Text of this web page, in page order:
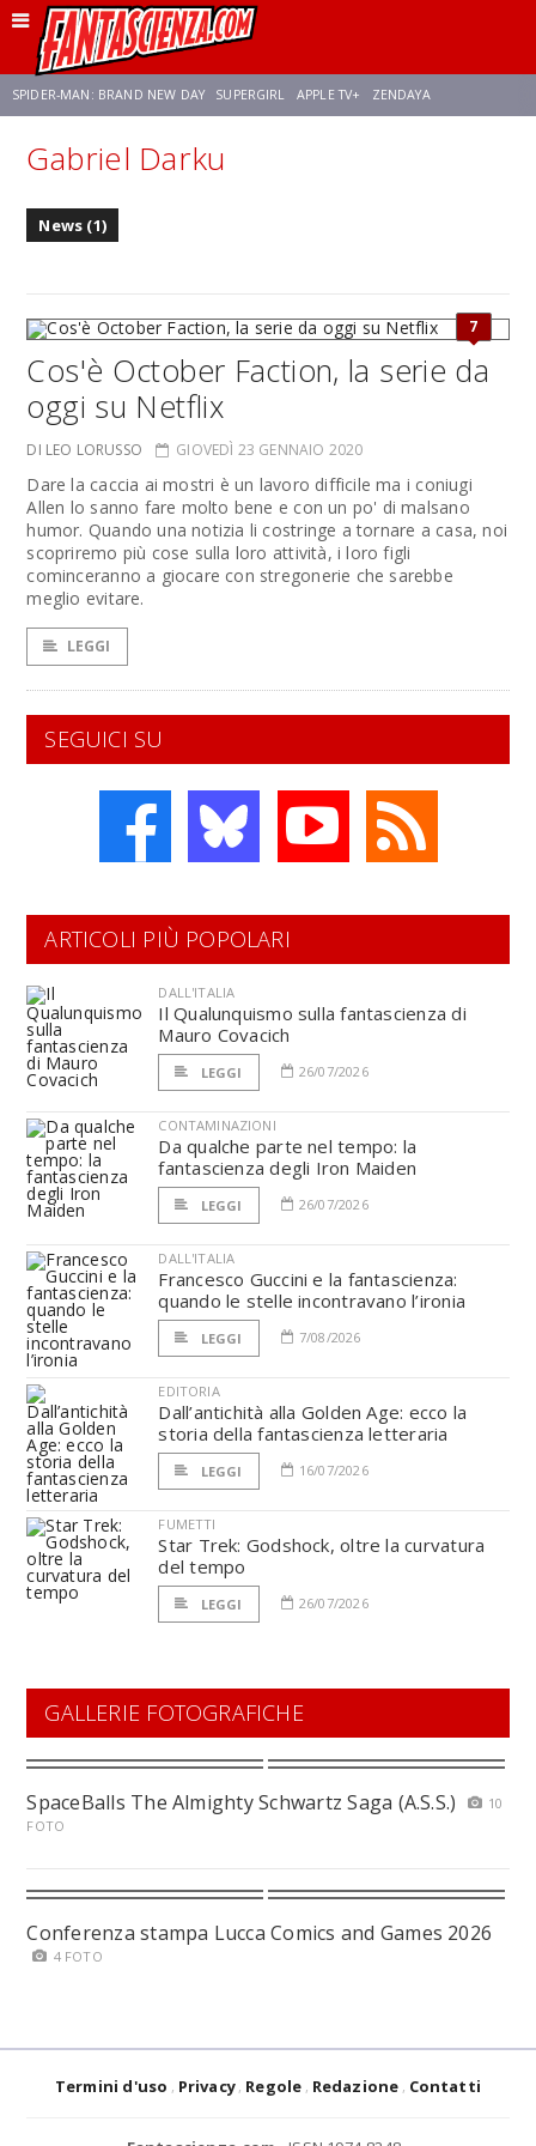
SPIDER-MAN: BRAND NEW DAY SUPERGIRL APPLE TV+ ZENDAYA
FRANCO RICCIARDIELLO AVENGERS: DOOMSDAY
Gabriel Darku
News (1)
7
Cos'è October Faction, la serie da
oggi su Netflix
DI LEO LORUSSO GIOVEDÌ 23 GENNAIO 2020
Dare la caccia ai mostri è un lavoro difficile ma i coniugi
Allen lo sanno fare molto bene e con un po' di malsano
humor. Quando una notizia li costringe a tornare a casa, noi
scopriremo più cose sulla loro attività, i loro figli
cominceranno a giocare con stregonerie che sarebbe
meglio evitare.
LEGGI
SEGUICI SU
ARTICOLI PIÙ POPOLARI
DALL'ITALIA
Il Qualunquismo sulla fantascienza di
Mauro Covacich
LEGGI 26/07/2026
CONTAMINAZIONI
Da qualche parte nel tempo: la
fantascienza degli Iron Maiden
LEGGI 26/07/2026
DALL'ITALIA
Francesco Guccini e la fantascienza:
quando le stelle incontravano l’ironia
LEGGI 7/08/2026
EDITORIA
Dall’antichità alla Golden Age: ecco la
storia della fantascienza letteraria
LEGGI 16/07/2026
FUMETTI
Star Trek: Godshock, oltre la curvatura
del tempo
LEGGI 26/07/2026
GALLERIE FOTOGRAFICHE
SpaceBalls The Almighty Schwartz Saga (A.S.S.)
10
FOTO
Conferenza stampa Lucca Comics and Games 2026
4 FOTO
Termini d'uso Privacy Regole Redazione Contatti